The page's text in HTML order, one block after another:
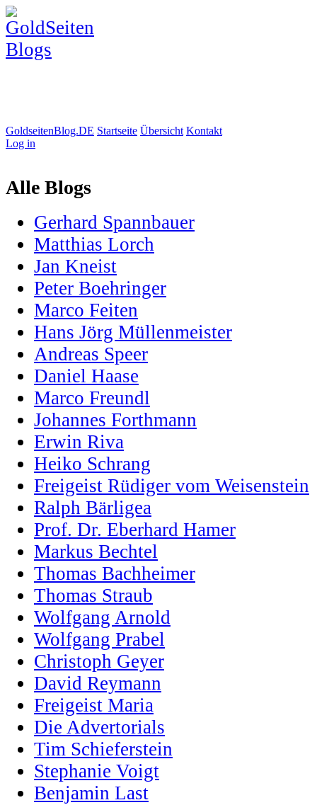
GoldseitenBlog.DE Startseite Übersicht Kontakt
Log in
Alle Blogs
Gerhard Spannbauer
Matthias Lorch
Jan Kneist
Peter Boehringer
Marco Feiten
Hans Jörg Müllenmeister
Andreas Speer
Daniel Haase
Marco Freundl
Johannes Forthmann
Erwin Riva
Heiko Schrang
Freigeist Rüdiger vom Weisenstein
Ralph Bärligea
Prof. Dr. Eberhard Hamer
Markus Bechtel
Thomas Bachheimer
Thomas Straub
Wolfgang Arnold
Wolfgang Prabel
Christoph Geyer
David Reymann
Freigeist Maria
Die Advertorials
Tim Schieferstein
Stephanie Voigt
Benjamin Last